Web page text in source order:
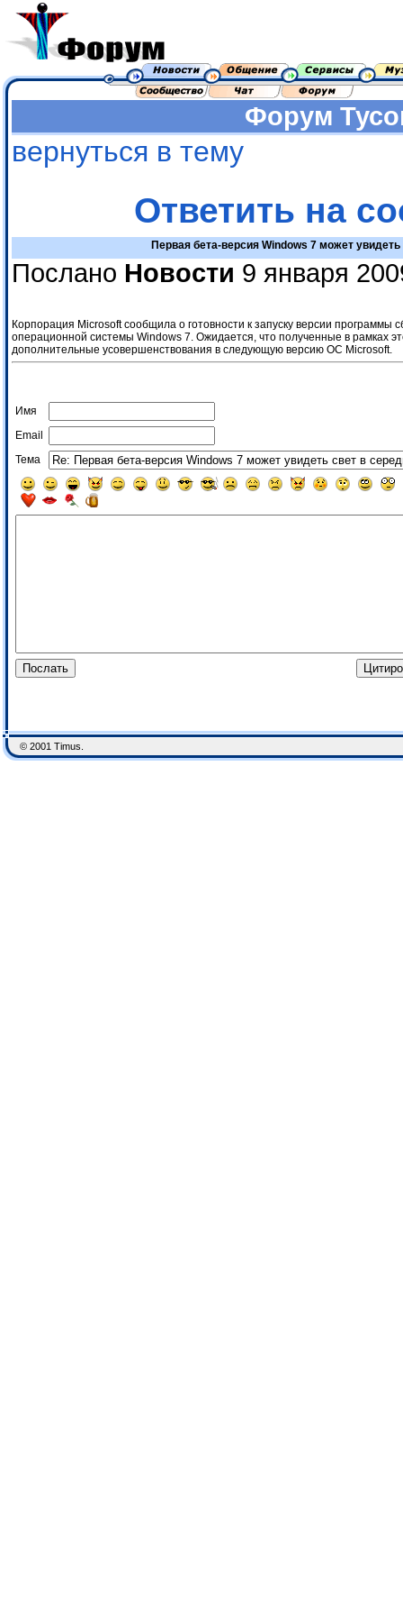
Форум
вернуться в тему
Ответить на
Первая бета-версия Windows 7 может
Послано Новости 9 января
Корпорация Microsoft сообщила о готовности к запуску версии программы
операционной системы Windows 7. Ожидается, что полученные в рамках
дополнительные усовершенствования в следующую версию ОС Microsoft.
Имя
Email
Тема
© 2001 Timus.